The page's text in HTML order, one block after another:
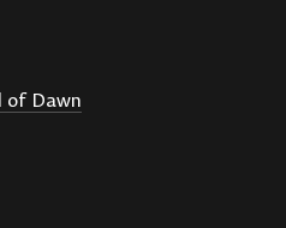
of Dawn